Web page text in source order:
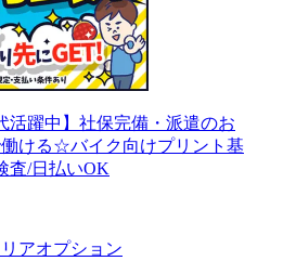
活躍中】社保完備・派遣のお
ける☆バイク向けプリント基
査/日払いOK
アオプション